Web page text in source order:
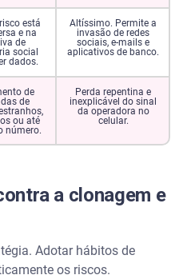
está
e na
de
social
dados.
Altíssimo. Permite a
invasão de redes
sociais, e-mails e
aplicativos de banco.
de
de
ou até
número.
Perda repentina e
inexplicável do sinal
da operadora no
celular.
a clonagem e
Adotar hábitos de
os riscos.